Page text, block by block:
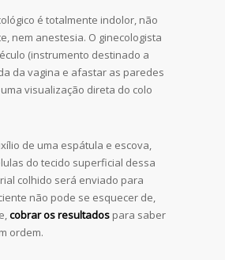
é totalmente indolor, não
nem anestesia. O ginecologista
(instrumento destinado a
da vagina e afastar as paredes
visualização direta do colo
de uma espátula e escova,
do tecido superficial dessa
colhido será enviado para
não pode se esquecer de,
cobrar os resultados para saber
ordem.